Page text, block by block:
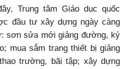
Trung tâm Giáo dục quốc
đầu tư xây dựng ngày càng
sơn sửa mới giảng đường, ký
mua sắm trang thiết bị giảng
trường, bãi tập; xây dựng